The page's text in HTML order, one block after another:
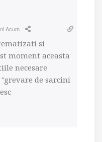
Acum
si
moment aceasta
necesare
de sarcini